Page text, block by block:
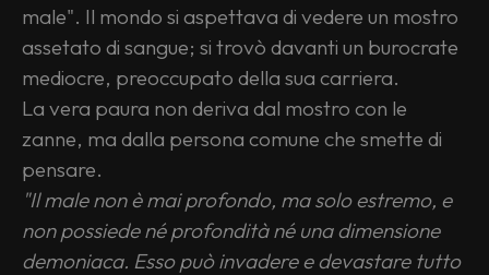
male". Il mondo si aspettava di vedere un mostro
assetato di sangue; si trovò davanti un burocrate
mediocre, preoccupato della sua carriera.
La vera paura non deriva dal mostro con le
zanne, ma dalla persona comune che smette di
pensare.
"Il male non è mai profondo, ma solo estremo, e
non possiede né profondità né una dimensione
demoniaca. Esso può invadere e devastare tutto